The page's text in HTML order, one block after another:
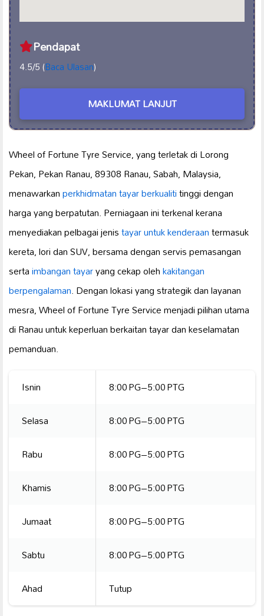
Pendapat
4.5/5 (Baca Ulasan)
MAKLUMAT LANJUT
Wheel of Fortune Tyre Service, yang terletak di Lorong
Pekan, Pekan Ranau, 89308 Ranau, Sabah, Malaysia,
menawarkanperkhidmatan tayar berkualititinggi dengan
harga yang berpatutan. Perniagaan ini terkenal kerana
menyediakan pelbagai jenistayar untuk kenderaantermasuk
kereta, lori dan SUV, bersama dengan servis pemasangan
sertaimbangan tayaryang cekap olehkakitangan
berpengalaman. Dengan lokasi yang strategik dan layanan
mesra, Wheel of Fortune Tyre Service menjadi pilihan utama
di Ranau untuk keperluan berkaitan tayar dan keselamatan
pemanduan.
Isnin
8:00 PG–5:00 PTG
Selasa
8:00 PG–5:00 PTG
Rabu
8:00 PG–5:00 PTG
Khamis
8:00 PG–5:00 PTG
Jumaat
8:00 PG–5:00 PTG
Sabtu
8:00 PG–5:00 PTG
Ahad
Tutup